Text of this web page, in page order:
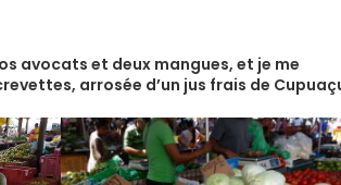
avocats et deux mangues, et je me
arrosée d’un jus frais de